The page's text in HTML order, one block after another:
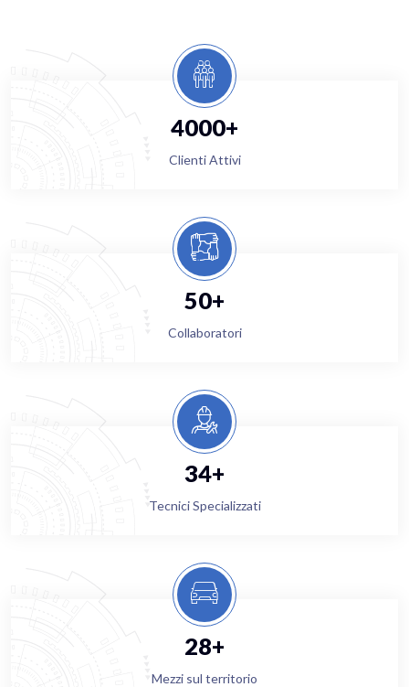
4000+
Clienti Attivi
50+
Collaboratori
34+
Tecnici Specializzati
28+
Mezzi sul territorio